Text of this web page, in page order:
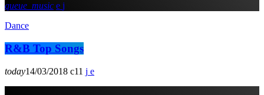
queue_music
Dance
R&B Top Songs
today14/03/2018 11